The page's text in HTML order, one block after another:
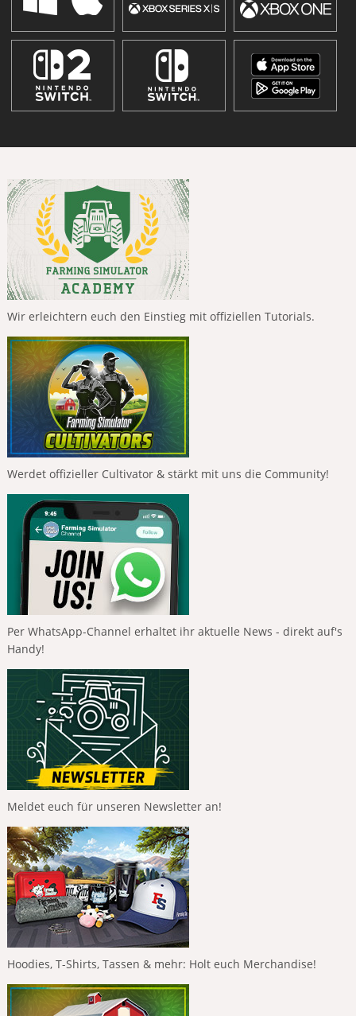
Wir erleichtern euch den Einstieg mit offiziellen Tutorials.
Werdet offizieller Cultivator & stärkt mit uns die Community!
Per WhatsApp-Channel erhaltet ihr aktuelle News - direkt auf's
Handy!
Meldet euch für unseren Newsletter an!
Hoodies, T-Shirts, Tassen & mehr: Holt euch Merchandise!